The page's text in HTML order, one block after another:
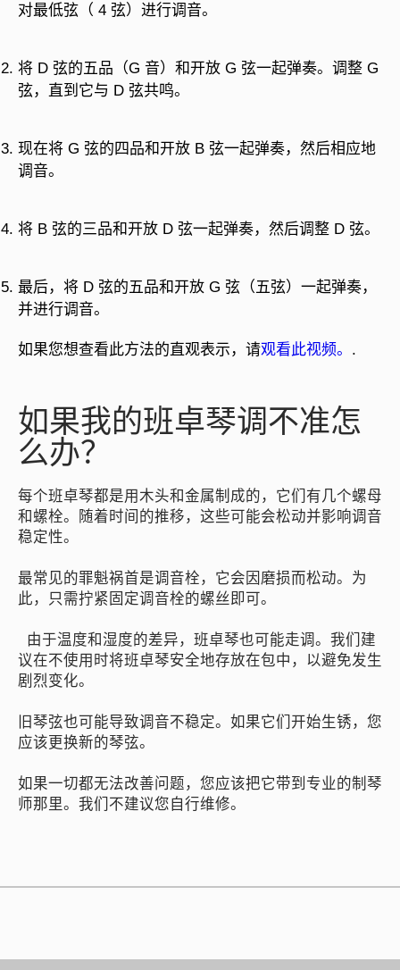
对最低弦（ 4 弦）进行调音。
将 D 弦的五品（G 音）和开放 G 弦一起弹奏。调整 G
弦，直到它与 D 弦共鸣。
现在将 G 弦的四品和开放 B 弦一起弹奏，然后相应地
调音。
将 B 弦的三品和开放 D 弦一起弹奏，然后调整 D 弦。
最后，将 D 弦的五品和开放 G 弦（五弦）一起弹奏，
并进行调音。
如果您想查看此方法的直观表示，请观看此视频。 .
如果我的班卓琴调不准怎
么办？
每个班卓琴都是用木头和金属制成的，它们有几个螺母
和螺栓。随着时间的推移，这些可能会松动并影响调音
稳定性。
最常见的罪魁祸首是调音栓，它会因磨损而松动。为
此，只需拧紧固定调音栓的螺丝即可。
由于温度和湿度的差异，班卓琴也可能走调。我们建
议在不使用时将班卓琴安全地存放在包中，以避免发生
剧烈变化。
旧琴弦也可能导致调音不稳定。如果它们开始生锈，您
应该更换新的琴弦。
如果一切都无法改善问题，您应该把它带到专业的制琴
师那里。我们不建议您自行维修。